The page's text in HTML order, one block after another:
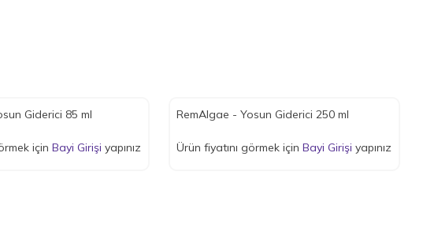
Giderici 85 ml
için Bayi Girişi yapınız
RemAlgae - Yosun Giderici 250 ml
Ürün fiyatını görmek için Bayi Girişi yapınız